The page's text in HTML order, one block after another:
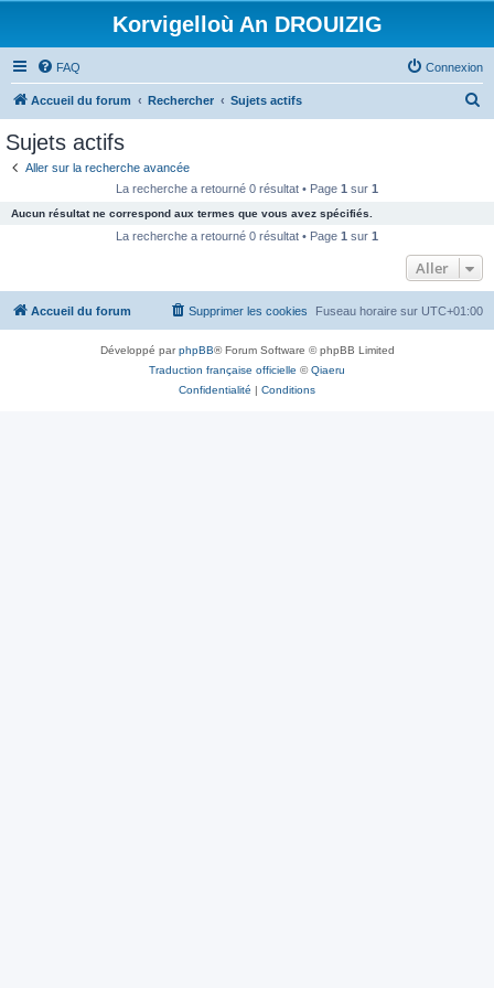
Korvigelloù An DROUIZIG
FAQ Connexion
Accueil du forum Rechercher Sujets actifs
c
e
Sujets actifs
Aller sur la recherche avancée
La recherche a retourné 0 résultat • Page 1 sur 1
Aucun résultat ne correspond aux termes que vous avez spécifiés.
La recherche a retourné 0 résultat • Page 1 sur 1
Aller
Accueil du forum Fuseau horaire sur UTC+01:00
Supprimer les cookies
Développé parphpBB® Forum Software © phpBB Limited
Traduction française officielle ©Qiaeru
Confidentialité | Conditions